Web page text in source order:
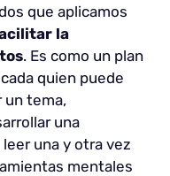
que aplicamos
la
. Es como un plan
quien puede
un tema,
una
una y otra vez
mentales